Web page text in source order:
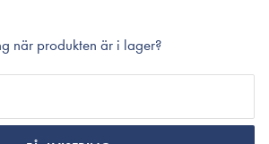
när produkten är i lager?